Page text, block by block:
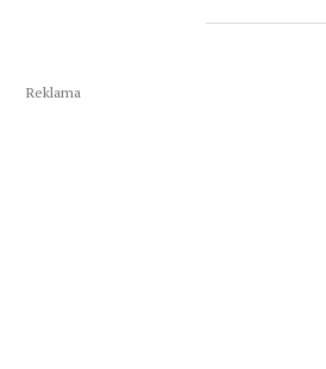
Reklama